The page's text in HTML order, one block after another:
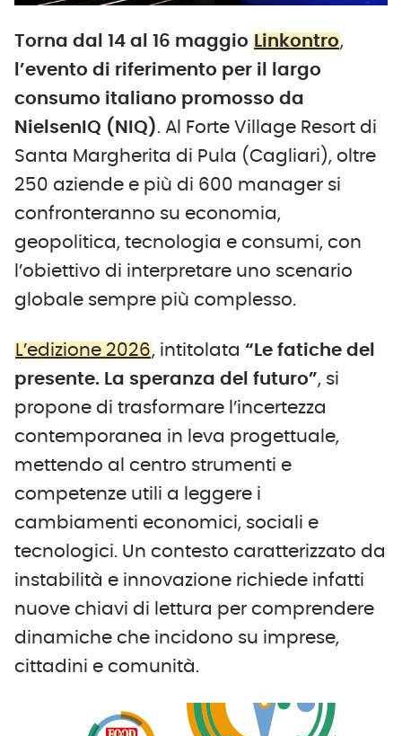
Torna dal 14 al 16 maggio Linkontro,
l’evento di riferimento per il largo
consumo italiano promosso da
NielsenIQ (NIQ). Al Forte Village Resort di
Santa Margherita di Pula (Cagliari), oltre
250 aziende e più di 600 manager si
confronteranno su economia,
geopolitica, tecnologia e consumi, con
l’obiettivo di interpretare uno scenario
globale sempre più complesso.
L’edizione 2026, intitolata“Le fatiche del
presente. La speranza del futuro”, si
propone di trasformare l’incertezza
contemporanea in leva progettuale,
mettendo al centro strumenti e
competenze utili a leggere i
cambiamenti economici, sociali e
tecnologici. Un contesto caratterizzato da
instabilità e innovazione richiede infatti
nuove chiavi di lettura per comprendere
dinamiche che incidono su imprese,
cittadini e comunità.